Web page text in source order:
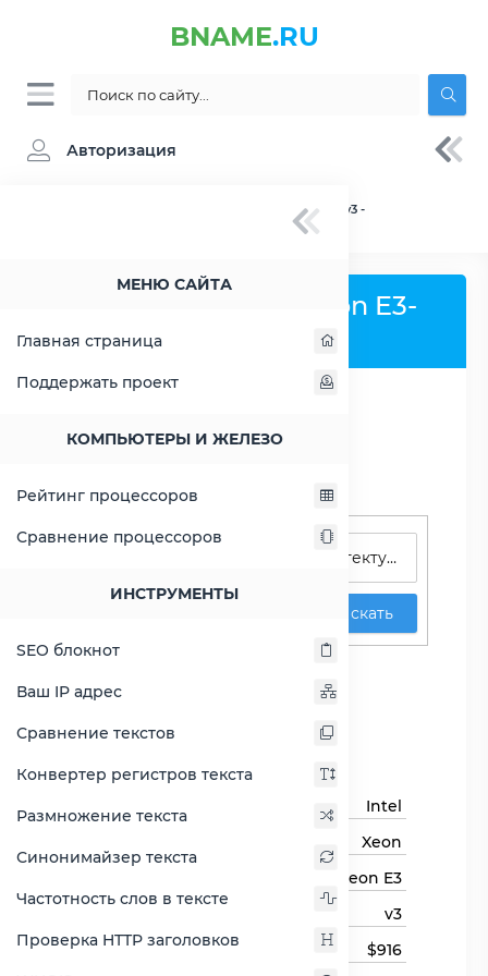
BNAME.RU
Авторизация
МЕНЮ САЙТА
Главная страница
Поддержать проект
КОМПЬЮТЕРЫ И ЖЕЛЕЗО
Рейтинг процессоров
Сравнение процессоров
ИНСТРУМЕНТЫ
SEO блокнот
Ваш IP адрес
Сравнение текстов
Конвертер регистров текста
Размножение текста
Синонимайзер текста
Частотность слов в тексте
Проверка HTTP заголовков
» Процессор Intel Xeon E3-1286 v3 -
Процессор Intel Xeon E3-
Искать
Xeon E3-1286 v3
Основная информация
Intel
Xeon
Xeon E3
v3
Цена
$916